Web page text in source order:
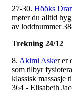
27-30. Hööks
møter du alltid
av loddnummer
Trekning 24/12
8. Akimi Asker er
som tilbyr
klassisk massasje
364 - Elisabeth